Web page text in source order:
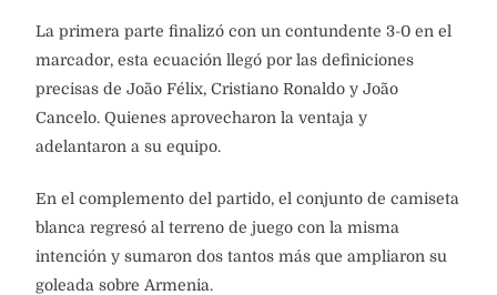
La primera parte finalizó con un contundente 3-0 en el
marcador, esta ecuación llegó por las definiciones
precisas de João Félix, Cristiano Ronaldo y João
Cancelo. Quienes aprovecharon la ventaja y
adelantaron a su equipo.
En el complemento del partido, el conjunto de camiseta
blanca regresó al terreno de juego con la misma
intención y sumaron dos tantos más que ampliaron su
goleada sobre Armenia.